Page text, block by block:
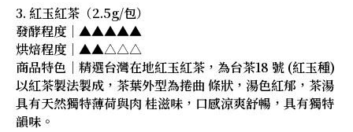
3. 紅玉紅茶（2.5g/包）
發酵程度｜▲▲▲▲▲
烘焙程度｜▲▲△△△
商品特色｜精選台灣在地紅玉紅茶，為台茶18 號 (紅玉種)
以紅茶製法製成，茶葉外型為捲曲 條狀，湯色紅郁，茶湯
具有天然獨特薄荷與肉 桂滋味，口感涼爽舒暢，具有獨特
韻味。